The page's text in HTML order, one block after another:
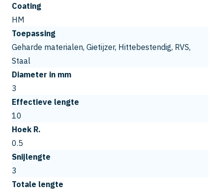
Coating
HM
Toepassing
Geharde materialen, Gietijzer, Hittebestendig, RVS,
Staal
Diameter in mm
3
Effectieve lengte
10
Hoek R.
0.5
Snijlengte
3
Totale lengte